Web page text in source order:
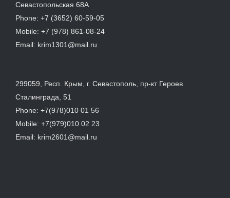
Севастопольская 68А
Phone: +7 (3652) 60-59-05
Mobile: +7 (978) 861-08-24
Email: krim1301@mail.ru
299059, Респ. Крым, г. Севастополь, пр-кт Героев
Сталинграда, 51
Phone: +7(978)010 01 56
Mobile: +7(979)010 02 23
Email: krim2601@mail.ru